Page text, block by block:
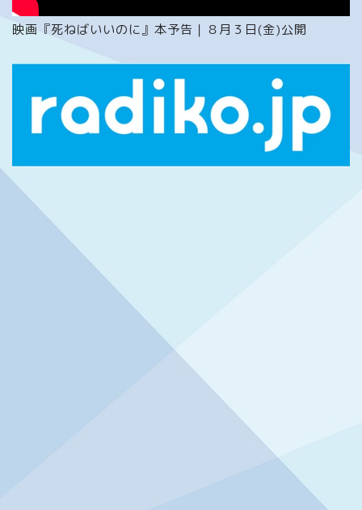
映画『死ねばいいのに』本予告｜８月３日(金)公開